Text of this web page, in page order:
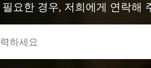
필요한 경우, 저희에게 연락해